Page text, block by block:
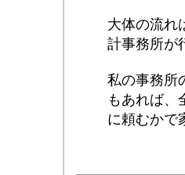
大体の流れ
計事務所が
私の事務所
もあれば、
に頼むかで